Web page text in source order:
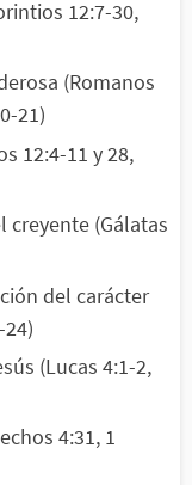
12:7-30,
(Romanos
21)
12:4-11 y 28,
creyente (Gálatas
del carácter
(Lucas 4:1-2,
4:31, 1